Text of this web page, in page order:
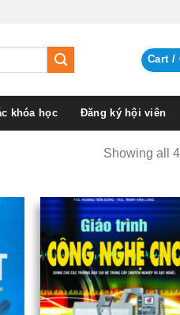
Cart /
khóa học Đăng ký hội viên
Showing all